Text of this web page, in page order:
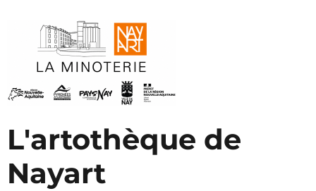
L'artothèque de
Nayart